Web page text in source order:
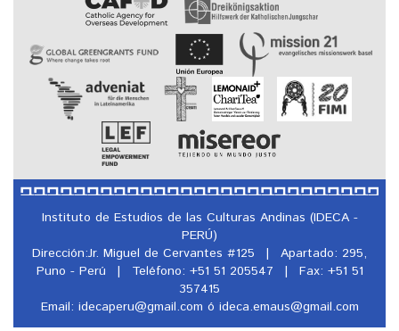
Instituto de Estudios de las Culturas Andinas (IDECA -
PERÚ)
Dirección:Jr. Miguel de Cervantes #125
|
Apartado: 295,
Puno - Perú
| Teléfono: +51 51 205547 |
Fax: +51 51
357415
Email: idecaperu@gmail.com ó ideca.emaus@gmail.com